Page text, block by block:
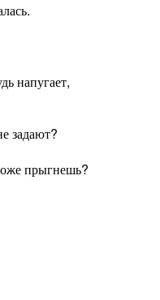
напугает,
задают?
прыгнешь?